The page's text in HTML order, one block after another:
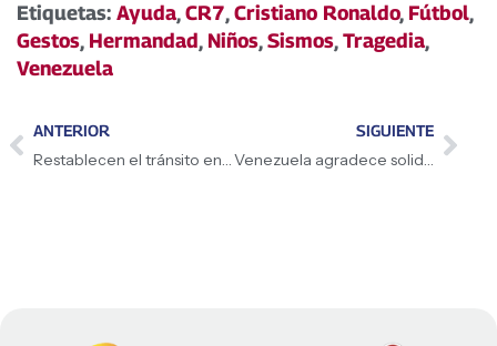
Etiquetas: Ayuda,CR7,Cristiano Ronaldo, Fútbol,
Gestos, Hermandad, Niños,Sismos,Tragedia,
Venezuela
ANTERIOR
Restablecen el tránsito en la Valle-Coche tras reparar daños estructurales por sismos
SIGUIENTE
Venezuela agradece solidaridad y apoyo humanitario de la Federación de Rusia